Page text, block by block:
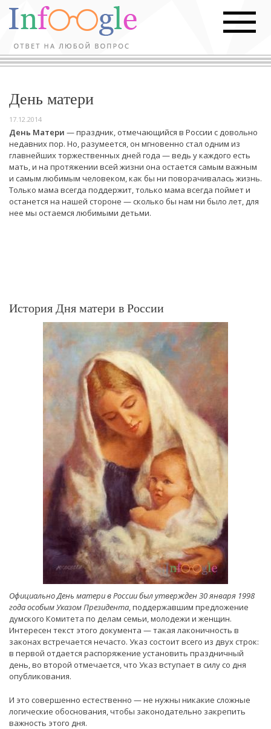
День матери
17.12.2014
День Матери — праздник, отмечающийся в России с довольно
недавних пор. Но, разумеется, он мгновенно стал одним из
главнейших торжественных дней года — ведь у каждого есть
мать, и на протяжении всей жизни она остается самым важным
и самым любимым человеком, как бы ни поворачивалась жизнь.
Только мама всегда поддержит, только мама всегда поймет и
останется на нашей стороне — сколько бы нам ни было лет, для
нее мы остаемся любимыми детьми.
История Дня матери в России
Официально День матери в России был утвержден 30 января 1998
года особым Указом Президента, поддержавшим предложение
думского Комитета по делам семьи, молодежи и женщин.
Интересен текст этого документа — такая лаконичность в
законах встречается нечасто. Указ состоит всего из двух строк:
в первой отдается распоряжение установить праздничный
день, во второй отмечается, что Указ вступает в силу со дня
опубликования.
И это совершенно естественно — не нужны никакие сложные
логические обоснования, чтобы законодательно закрепить
важность этого дня.